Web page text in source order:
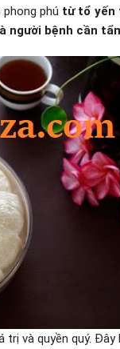
phú từ tổ yến
người bệnh cần
và quyền quý. Đây